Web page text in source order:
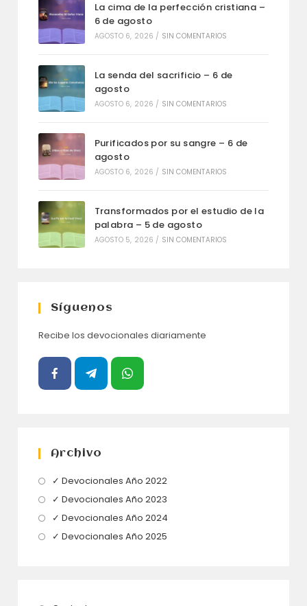
La cima de la perfección cristiana –
6 de agosto
AGOSTO 6, 2026 / SIN COMENTARIOS
La senda del sacrificio – 6 de
agosto
AGOSTO 6, 2026 / SIN COMENTARIOS
Purificados por su sangre – 6 de
agosto
AGOSTO 6, 2026 / SIN COMENTARIOS
Transformados por el estudio de la
palabra – 5 de agosto
AGOSTO 5, 2026 / SIN COMENTARIOS
Síguenos
Recibe los devocionales diariamente
Archivo
✓ Devocionales Año 2022Se
✓ Devocionales Año 2023
abre
✓ Devocionales Año 2024
✓ Devocionales Año 2025